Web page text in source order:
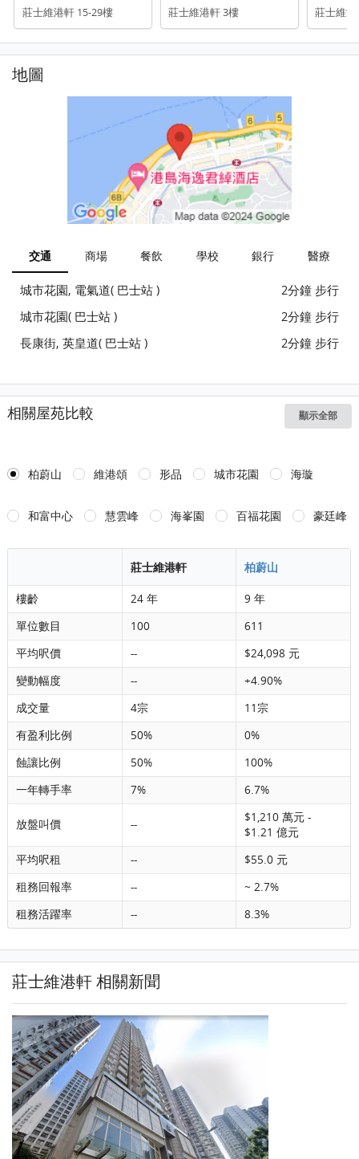
莊士維港軒 15-29樓 莊士維港軒 3樓 莊士維
地圖
交通 商場 餐飲 學校 銀行 醫療
城市花園, 電氣道( 巴士站 )
2分鐘 步行
城市花園( 巴士站 )
2分鐘 步行
長康街, 英皇道( 巴士站 )
2分鐘 步行
相關屋苑比較 顯示全部
柏蔚山 維港頌 形品 城市花園 海璇
和富中心 慧雲峰 海峯園 百福花園 豪廷峰
莊士維港軒 柏蔚山
樓齡 24 年
9 年
單位數目
100
611
平均呎價
--
$24,098 元
變動幅度
--
+4.90%
成交量
4宗
11宗
有盈利比例
50%
0%
蝕讓比例
50%
100%
一年轉手率
7% 6.7%
放盤叫價 --
$1,210 萬元 -
$1.21 億元
平均呎租
--
$55.0 元
租務回報率
--
~ 2.7%
租務活躍率
-- 8.3%
莊士維港軒 相關新聞